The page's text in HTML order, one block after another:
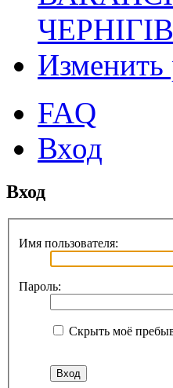
FAQ
Вход
Вход
Имя пользователя:
Пароль:
Скрыть моё